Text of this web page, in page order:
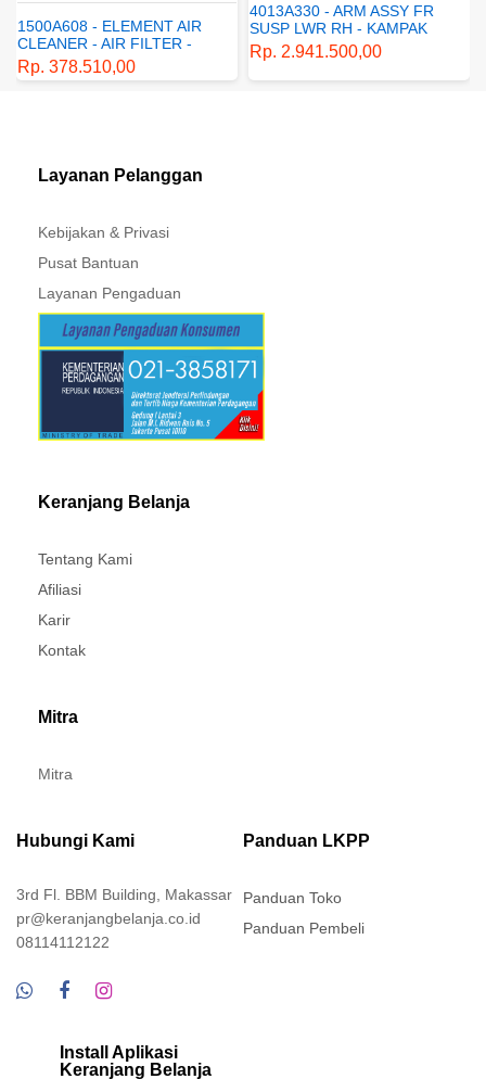
1500A608 - ELEMENT AIR
CLEANER - AIR FILTER -
SARINGAN UDARA -
GENUINE SPAREPART -
Rp. 378.510,00
4013A330 - ARM ASSY FR
SUSP LWR RH - KAMPAK
DEPAN BAWAH KANAN -
GENUINE SPAREPART -
MITSUBISHI - XPANDER
Rp. 2.941.500,00
Layanan Pelanggan
Kebijakan & Privasi
Pusat Bantuan
Layanan Pengaduan
Keranjang Belanja
Tentang Kami
Afiliasi
Karir
Kontak
Mitra
Mitra
Hubungi Kami
3rd Fl. BBM Building, Makassar
pr@keranjangbelanja.co.id
08114112122
Panduan LKPP
Panduan Toko
Panduan Pembeli
Install Aplikasi
Keranjang Belanja